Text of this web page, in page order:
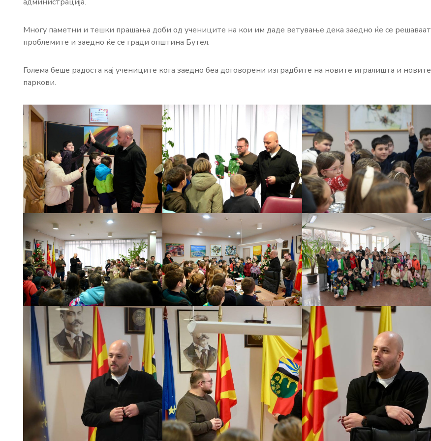
Многу паметни и тешки прашања доби од учениците на кои им даде ветување дека заедно ќе се решаваат
проблемите и заедно ќе се гради општина Бутел.
Голема беше радоста кај учениците кога заедно беа договорени изградбите на новите игралишта и новите
паркови.